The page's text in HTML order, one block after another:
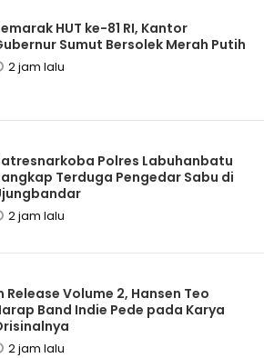
HUT ke-81 RI, Kantor
Sumut Bersolek Merah Putih
2 jam lalu
Polres Labuhanbatu
Terduga Pengedar Sabu di
2 jam lalu
Release Volume 2, Hansen Teo
Band Indie Pede pada Karya
2 jam lalu